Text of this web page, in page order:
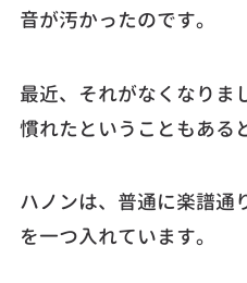
音が汚かったのです。
最近、それがなくなりま
慣れたということもある
ハノンは、普通に楽譜通
を一つ入れています。